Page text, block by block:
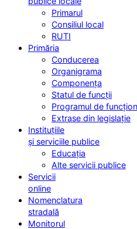
Primarul
Consiliul local
RUTI
Primăria
Conducerea
Organigrama
Componența
Statul de funcții
Programul de
Extrase din legislație
Instituțiile
și serviciile publice
Educația
Alte servicii publice
Servicii
online
Nomenclatura
stradală
Monitorul